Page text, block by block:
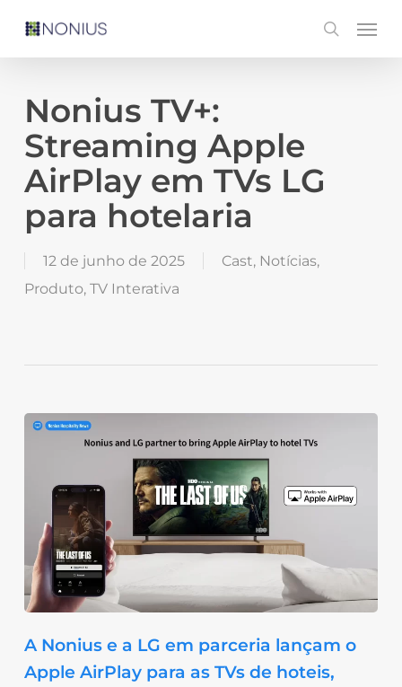
content
search
Menu
Nonius TV+:
Streaming Apple
AirPlay em TVs LG
para hotelaria
12 de junho de 2025 Cast, Notícias,
Produto, TV Interativa
A Nonius e a LG em parceria lançam o
Apple AirPlay para as TVs de hoteis,